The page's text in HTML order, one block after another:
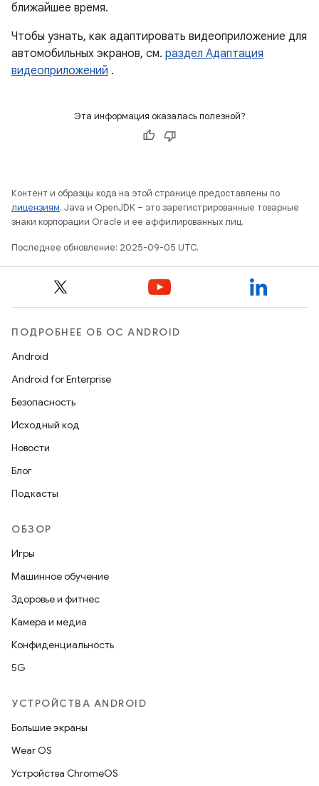
ближайшее время.
Чтобы узнать, как адаптировать видеоприложение для
автомобильных экранов, см. раздел Адаптация
видеоприложений .
Эта информация оказалась полезной?
Контент и образцы кода на этой странице предоставлены по
лицензиям. Java и OpenJDK – это зарегистрированные товарные
знаки корпорации Oracle и ее аффилированных лиц.
Последнее обновление: 2025-09-05 UTC.
ПОДРОБНЕЕ ОБ ОС ANDROID
Android
Android for Enterprise
Безопасность
Исходный код
Новости
Блог
Подкасты
ОБЗОР
Игры
Машинное обучение
Здоровье и фитнес
Камера и медиа
Конфиденциальность
5G
УСТРОЙСТВА ANDROID
Большие экраны
Wear OS
Устройства ChromeOS